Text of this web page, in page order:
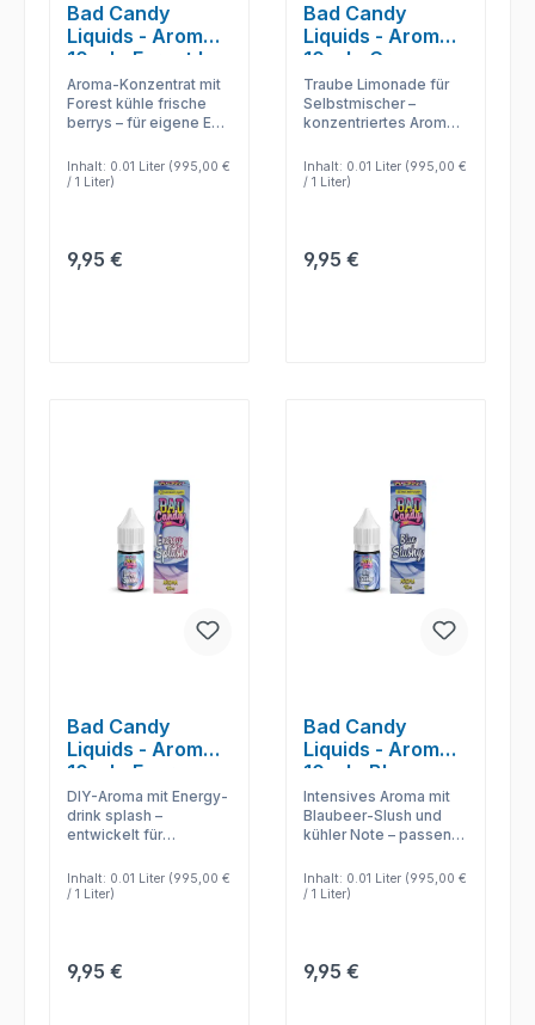
Bad Candy
Liquids - Aromen
10 ml - Forest Ice
Berrys
Aroma-Konzentrat mit
Forest kühle frische
berrys – für eigene E-
klar erkennbarem
Profil.
Inhalt: 0.01 Liter (995,00 €
/ 1 Liter)
Regulärer Preis:
9,95 €
Bad Candy
Liquids - Aromen
10 ml - Grape
Lemonade
Traube Limonade für
Selbstmischer –
konzentriertes Aroma
Kombination mit Base
und Nikotinshot.
Inhalt: 0.01 Liter (995,00 €
/ 1 Liter)
Regulärer Preis:
9,95 €
Bad Candy
Liquids - Aromen
10 ml - Energy
Splash
DIY-Aroma mit Energy-
drink splash –
entwickelt für
Liquidmischungen und
kontrollierte
Inhalt: 0.01 Liter (995,00 €
/ 1 Liter)
Regulärer Preis:
9,95 €
Bad Candy
Liquids - Aromen
10 ml - Blue
Slushy
Intensives Aroma mit
Blaubeer-Slush und
kühler Note – passend
Mischungen und
individuelle Dosierung.
Inhalt: 0.01 Liter (995,00 €
/ 1 Liter)
Regulärer Preis:
9,95 €